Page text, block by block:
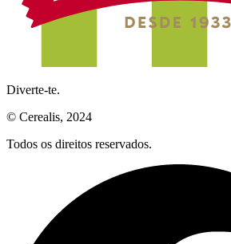
Diverte-te.
© Cerealis, 2024
Todos os direitos reservados.